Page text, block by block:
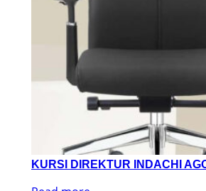
KURSI DIREKTUR INDACHI